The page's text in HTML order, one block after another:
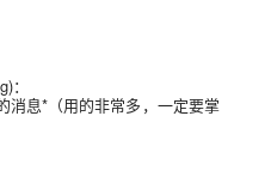
消息*（用的非常多，一定要掌